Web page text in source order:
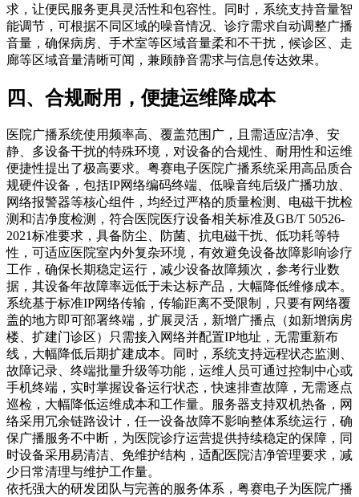
求，让便民服务更具灵活性和包容性。同时，系统支持音量智
能调节，可根据不同区域的噪音情况、诊疗需求自动调整广播
音量，确保病房、手术室等区域音量柔和不干扰，候诊区、走
廊等区域音量清晰可闻，兼顾静音需求与信息传达效果。
四、合规耐用，便捷运维降成本
医院广播系统使用频率高、覆盖范围广，且需适应洁净、安
静、多设备干扰的特殊环境，对设备的合规性、耐用性和运维
便捷性提出了极高要求。粤赛电子医院广播系统采用高品质合
规硬件设备，包括IP网络编码终端、低噪音纯后级广播功放、
网络报警器等核心组件，均经过严格的质量检测、电磁干扰检
测和洁净度检测，符合医院医疗设备相关标准及GB/T 50526-
2021标准要求，具备防尘、防菌、抗电磁干扰、低功耗等特
性，可适应医院室内外复杂环境，有效避免设备故障影响诊疗
工作，确保长期稳定运行，减少设备故障频次，参考行业数
据，其设备年故障率远低于未达标产品，大幅降低维修成本。
系统基于标准IP网络传输，传输距离不受限制，只要有网络覆
盖的地方即可部署终端，扩展灵活，新增广播点（如新增病房
楼、扩建门诊区）只需接入网络并配置IP地址，无需重新布
线，大幅降低后期扩建成本。同时，系统支持远程状态监测、
故障记录、终端批量升级等功能，运维人员可通过控制中心或
手机终端，实时掌握设备运行状态，快速排查故障，无需逐点
巡检，大幅降低运维成本和工作量。服务器支持双机热备，网
络采用冗余链路设计，任一设备故障不影响整体系统运行，确
保广播服务不中断，为医院诊疗运营提供持续稳定的保障，同
时设备采用易清洁、免维护结构，适配医院洁净管理要求，减
少日常清理与维护工作量。
依托强大的研发团队与完善的服务体系，粤赛电子为医院广播